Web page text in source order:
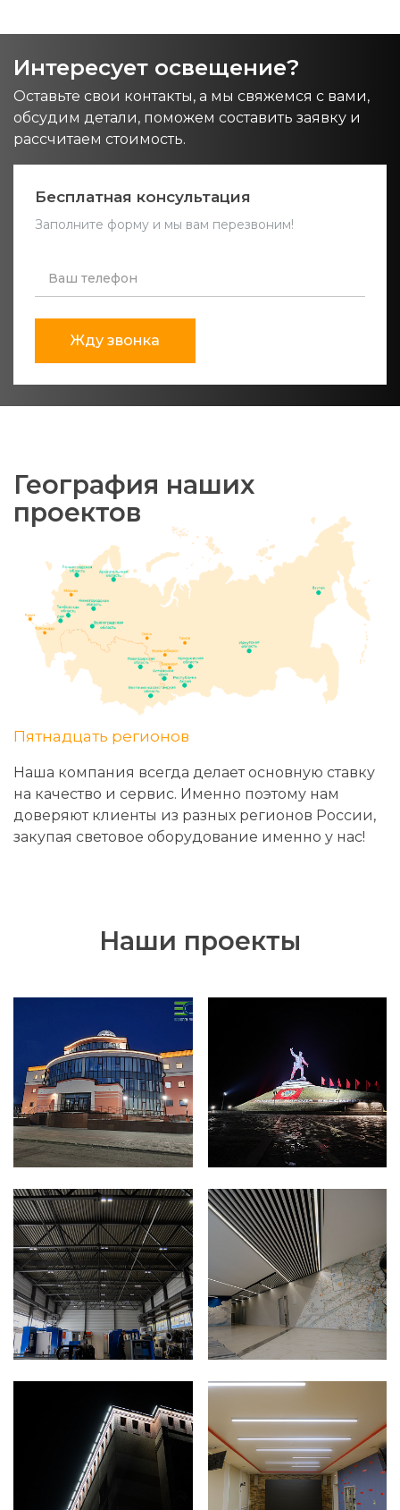
Интересует освещение?
Оставьте свои контакты, а мы свяжемся с вами,
обсудим детали, поможем составить заявку и
рассчитаем стоимость.
Бесплатная консультация
Заполните форму и мы вам перезвоним!
Жду звонка
География наших
проектов
Пятнадцать регионов
Наша компания всегда делает основную ставку
на качество и сервис. Именно поэтому нам
доверяют клиенты из разных регионов России,
закупая световое оборудование именно у нас!
Наши проекты